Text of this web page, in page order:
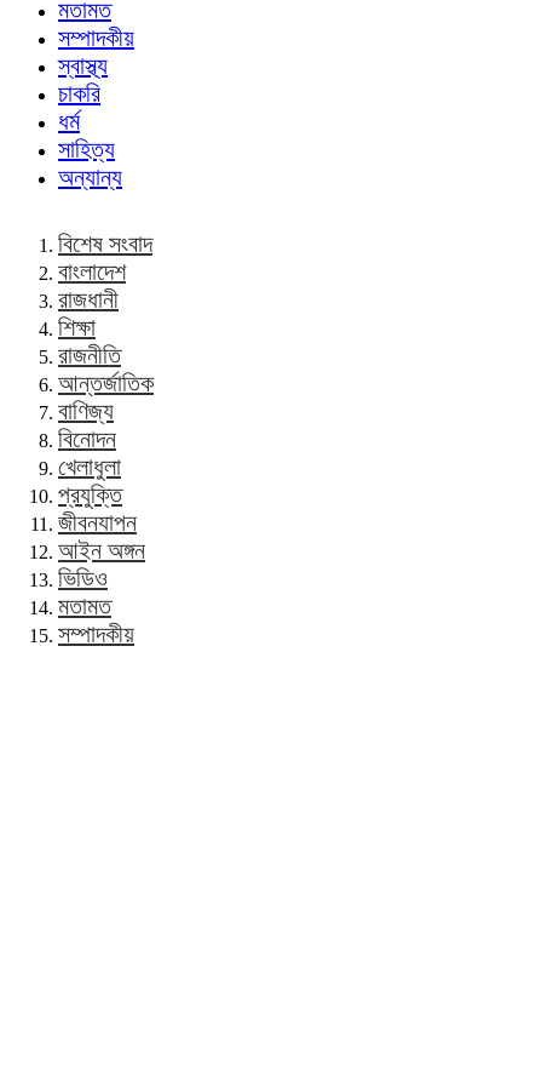
মতামত
সম্পাদকীয়
স্বাস্থ্য
চাকরি
ধর্ম
সাহিত্য
অন্যান্য
বিশেষ সংবাদ
বাংলাদেশ
রাজধানী
শিক্ষা
রাজনীতি
আন্তর্জাতিক
বাণিজ্য
বিনোদন
খেলাধুলা
প্রযুক্তি
জীবনযাপন
আইন অঙ্গন
ভিডিও
মতামত
সম্পাদকীয়